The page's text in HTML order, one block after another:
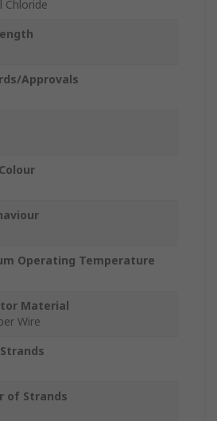
Chloride
Approvals
Operating Temperature
Material
Wire
of Strands